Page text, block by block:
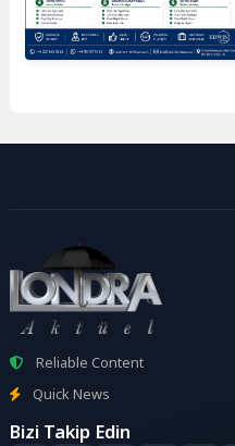
Reliable Content
Quick News
Bizi Takip Edin